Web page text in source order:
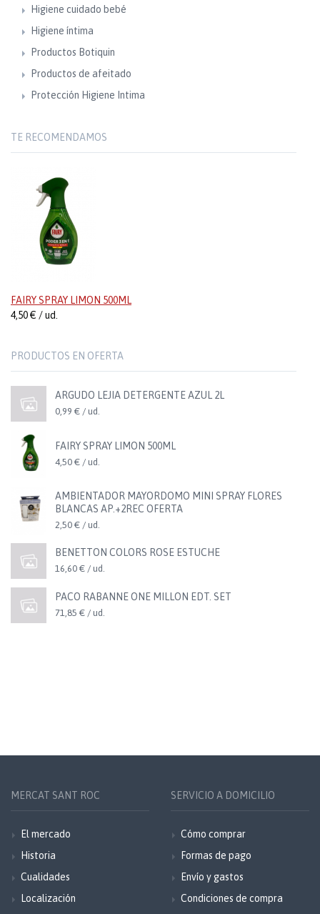
Higiene cuidado bebé
Higiene íntima
Productos Botiquin
Productos de afeitado
Protección Higiene Intima
TE RECOMENDAMOS
FAIRY SPRAY LIMON 500ML
4,50 € / ud.
PRODUCTOS EN OFERTA
ARGUDO LEJIA DETERGENTE AZUL 2L
0,99 € / ud.
FAIRY SPRAY LIMON 500ML
4,50 € / ud.
AMBIENTADOR MAYORDOMO MINI SPRAY FLORES
BLANCAS AP.+2REC OFERTA
2,50 € / ud.
BENETTON COLORS ROSE ESTUCHE
16,60 € / ud.
PACO RABANNE ONE MILLON EDT. SET
71,85 € / ud.
MERCAT SANT ROC
El mercado
Historia
Cualidades
Localización
SERVICIO A DOMICILIO
Cómo comprar
Formas de pago
Envío y gastos
Condiciones de compra